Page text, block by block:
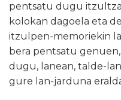
pentsatu dugu
kolokan dagoela eta
itzulpen-memoriekin
bera pentsatu
dugu, lanean, talde-
gure lan-jarduna